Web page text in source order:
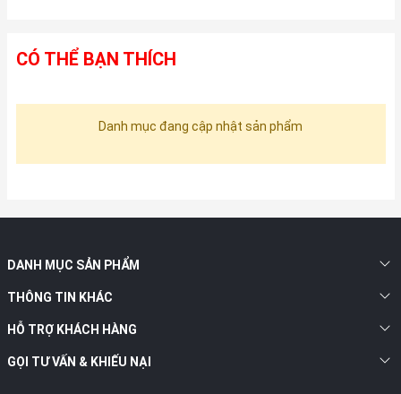
CÓ THỂ BẠN THÍCH
Danh mục đang cập nhật sản phẩm
DANH MỤC SẢN PHẨM
THÔNG TIN KHÁC
HỖ TRỢ KHÁCH HÀNG
GỌI TƯ VẤN & KHIẾU NẠI